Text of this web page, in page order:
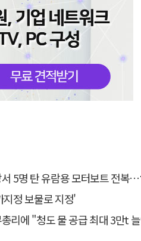
명 탄 유람용 모터보트 전복…2명 숨져
정 보물로 지정'
에 "청도 물 공급 최대 3만t 늘려달라"